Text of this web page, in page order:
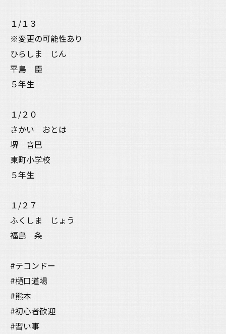
１/１３
※変更の可能性あり
ひらしま じん
平島 臣
５年生
１/２０
さかい おとは
堺 音巴
東町小学校
５年生
１/２７
ふくしま じょう
福島 条
#テコンドー
#樋口道場
#熊本
#初心者歓迎
#習い事